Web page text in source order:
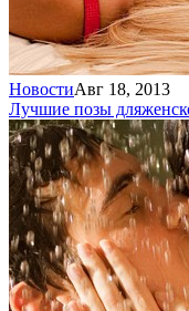
НовостиАвг 18, 2013
Лучшие позы для